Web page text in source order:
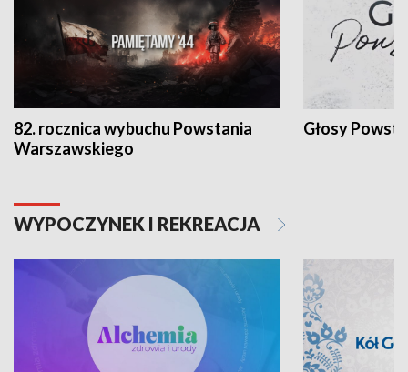
82. rocznica wybuchu Powstania
Warszawskiego
Głosy
WYPOCZYNEK I REKREACJA